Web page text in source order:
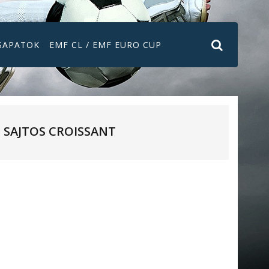
EMF CL / EMF EURO CUP
SAJTOS CROISSANT